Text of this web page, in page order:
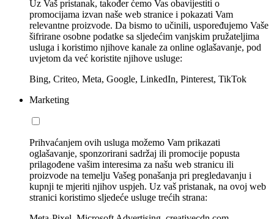
Uz Vaš pristanak, također ćemo Vas obavijestiti o
promocijama izvan naše web stranice i pokazati Vam
relevantne proizvode. Da bismo to učinili, uspoređujemo Vaše
šifrirane osobne podatke sa sljedećim vanjskim pružateljima
usluga i koristimo njihove kanale za online oglašavanje, pod
uvjetom da već koristite njihove usluge:
Bing, Criteo, Meta, Google, LinkedIn, Pinterest, TikTok
Marketing
Prihvaćanjem ovih usluga možemo Vam prikazati
oglašavanje, sponzorirani sadržaj ili promocije popusta
prilagođene vašim interesima za našu web stranicu ili
proizvode na temelju Vašeg ponašanja pri pregledavanju i
kupnji te mjeriti njihov uspjeh. Uz vaš pristanak, na ovoj web
stranici koristimo sljedeće usluge trećih strana: